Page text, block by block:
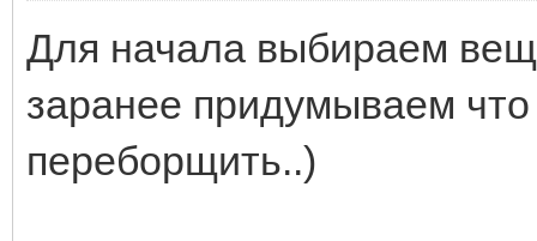
Для начала выбираем
заранее придумываем
переборщить..)